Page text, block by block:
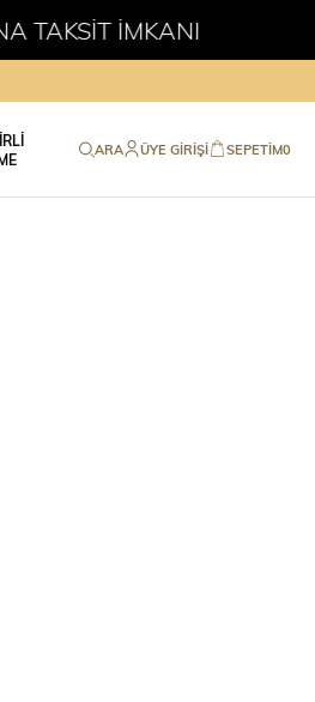
ARA ÜYE GIRIŞI SEPETIM0